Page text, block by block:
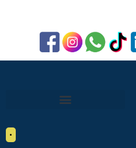
•